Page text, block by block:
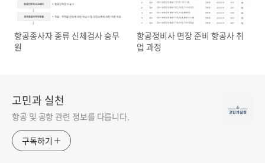
항공종사자 종류 신체검사 승무
원
항공정비사 면장 준비 항공사 취
업 과정
고민과 실천
항공 및 공항 관련 정보를 다룹니다.
구독하기